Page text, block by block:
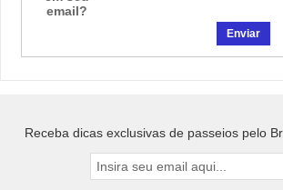
email?
Receba dicas exclusivas de passeios pelo